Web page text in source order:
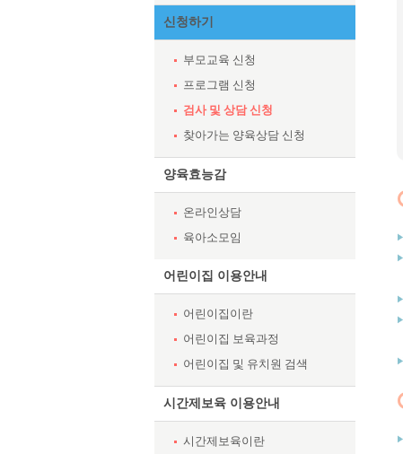
신청하기
부모교육 신청
프로그램 신청
검사 및 상담 신청
찾아가는 양육상담 신청
양육효능감
온라인상담
육아소모임
어린이집 이용안내
어린이집이란
어린이집 보육과정
어린이집 및 유치원 검색
시간제보육 이용안내
시간제보육이란